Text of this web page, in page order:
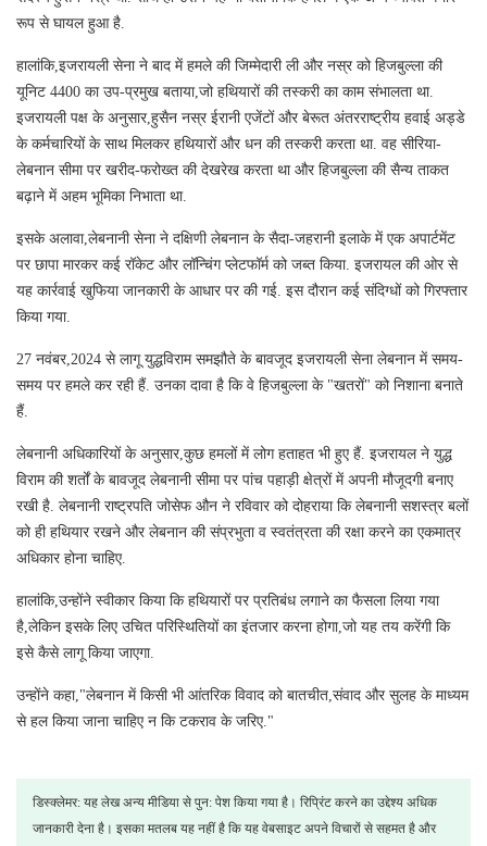
रूप से घायल हुआ है.
हालांकि,इजरायली सेना ने बाद में हमले की जिम्मेदारी ली और नस्र को हिजबुल्ला की
यूनिट 4400 का उप-प्रमुख बताया,जो हथियारों की तस्करी का काम संभालता था.
इजरायली पक्ष के अनुसार,हुसैन नस्र ईरानी एजेंटों और बेरूत अंतरराष्ट्रीय हवाई अड्डे
के कर्मचारियों के साथ मिलकर हथियारों और धन की तस्करी करता था. वह सीरिया-
लेबनान सीमा पर खरीद-फरोख्त की देखरेख करता था और हिजबुल्ला की सैन्य ताकत
बढ़ाने में अहम भूमिका निभाता था.
इसके अलावा,लेबनानी सेना ने दक्षिणी लेबनान के सैदा-जहरानी इलाके में एक अपार्टमेंट
पर छापा मारकर कई रॉकेट और लॉन्चिंग प्लेटफॉर्म को जब्त किया. इजरायल की ओर से
यह कार्रवाई खुफिया जानकारी के आधार पर की गई. इस दौरान कई संदिग्धों को गिरफ्तार
किया गया.
27 नवंबर,2024 से लागू युद्धविराम समझौते के बावजूद इजरायली सेना लेबनान में समय-
समय पर हमले कर रही हैं. उनका दावा है कि वे हिजबुल्ला के "खतरों" को निशाना बनाते
हैं.
लेबनानी अधिकारियों के अनुसार,कुछ हमलों में लोग हताहत भी हुए हैं. इजरायल ने युद्ध
विराम की शर्तों के बावजूद लेबनानी सीमा पर पांच पहाड़ी क्षेत्रों में अपनी मौजूदगी बनाए
रखी है. लेबनानी राष्ट्रपति जोसेफ औन ने रविवार को दोहराया कि लेबनानी सशस्त्र बलों
को ही हथियार रखने और लेबनान की संप्रभुता व स्वतंत्रता की रक्षा करने का एकमात्र
अधिकार होना चाहिए.
हालांकि,उन्होंने स्वीकार किया कि हथियारों पर प्रतिबंध लगाने का फैसला लिया गया
है,लेकिन इसके लिए उचित परिस्थितियों का इंतजार करना होगा,जो यह तय करेंगी कि
इसे कैसे लागू किया जाएगा.
उन्होंने कहा,"लेबनान में किसी भी आंतरिक विवाद को बातचीत,संवाद और सुलह के माध्यम
से हल किया जाना चाहिए न कि टकराव के जरिए."
डिस्क्लेमर: यह लेख अन्य मीडिया से पुन: पेश किया गया है। रिप्रिंट करने का उद्देश्य अधिक
जानकारी देना है। इसका मतलब यह नहीं है कि यह वेबसाइट अपने विचारों से सहमत है और